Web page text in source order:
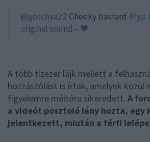
@gotchya22 Cheeky bastard #fyp
original sound - 🖤
A több tízezer lájk mellett a
hozzászólást is írtak, amelyek közül
figyelemre méltóra sikeredett. A
a videót posztoló lány hozta, egy
jelentkezett, miután a férfi